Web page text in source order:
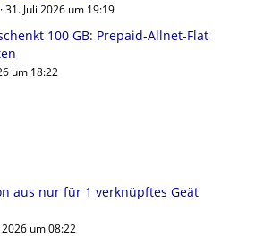
31. Juli 2026 um 19:19
100 GB: Prepaid-Allnet-Flat
um 18:22
aus nur für 1 verknüpftes Geät
um 08:22